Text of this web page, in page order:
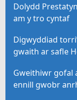
Dolydd
am y tro cyntaf
Digwyddiad
gwaith ar safle
Gweithiwr gofal
ennill gwobr